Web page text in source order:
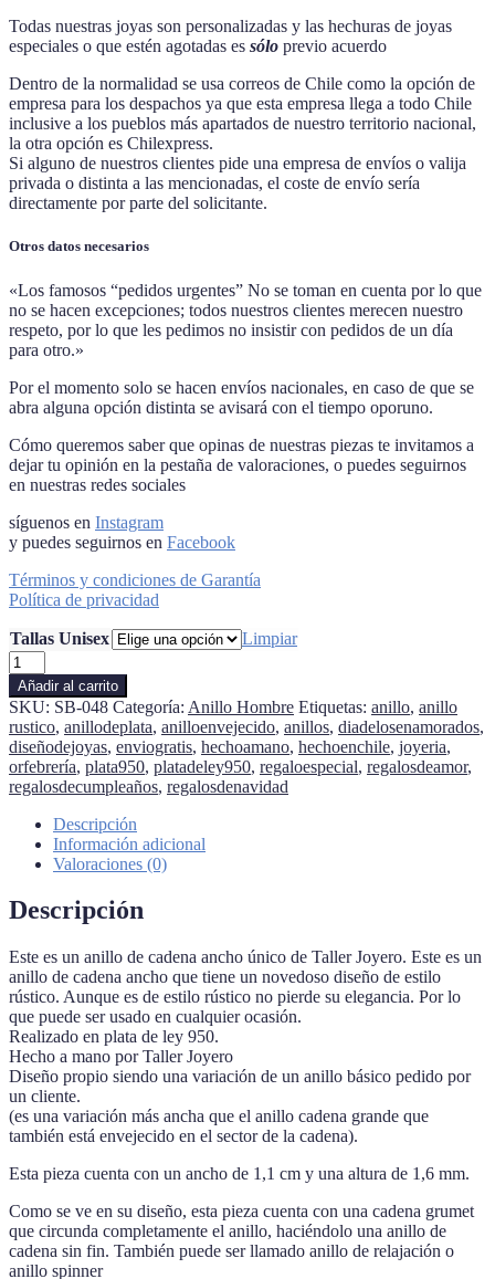
Todas nuestras joyas son personalizadas y las hechuras de joyas
especiales o que estén agotadas es sólo previo acuerdo
Dentro de la normalidad se usa correos de Chile como la opción de
empresa para los despachos ya que esta empresa llega a todo Chile
inclusive a los pueblos más apartados de nuestro territorio nacional,
la otra opción es Chilexpress.
Si alguno de nuestros clientes pide una empresa de envíos o valija
privada o distinta a las mencionadas, el coste de envío sería
directamente por parte del solicitante.
Otros datos necesarios
«Los famosos “pedidos urgentes” No se toman en cuenta por lo que
no se hacen excepciones; todos nuestros clientes merecen nuestro
respeto, por lo que les pedimos no insistir con pedidos de un día
para otro.»
Por el momento solo se hacen envíos nacionales, en caso de que se
abra alguna opción distinta se avisará con el tiempo oporuno.
Cómo queremos saber que opinas de nuestras piezas te invitamos a
dejar tu opinión en la pestaña de valoraciones, o puedes seguirnos
en nuestras redes sociales
síguenos en Instagram
y puedes seguirnos en Facebook
Términos y condiciones de Garantía
Política de privacidad
Tallas Unisex
Limpiar
Anillo
cadena
ancho
cantidad
Añadir al carrito
SKU: SB-048 Categoría: Anillo Hombre Etiquetas: anillo, anillo
rustico, anillodeplata, anilloenvejecido, anillos, diadelosenamorados,
diseñodejoyas, enviogratis, hechoamano, hechoenchile, joyeria,
orfebrería, plata950, platadeley950, regaloespecial, regalosdeamor,
regalosdecumpleaños, regalosdenavidad
Descripción
Información adicional
Valoraciones (0)
Descripción
Este es un anillo de cadena ancho único de Taller Joyero. Este es un
anillo de cadena ancho que tiene un novedoso diseño de estilo
rústico. Aunque es de estilo rústico no pierde su elegancia. Por lo
que puede ser usado en cualquier ocasión.
Realizado en plata de ley 950.
Hecho a mano por Taller Joyero
Diseño propio siendo una variación de un anillo básico pedido por
un cliente.
(es una variación más ancha que el anillo cadena grande que
también está envejecido en el sector de la cadena).
Esta pieza cuenta con un ancho de 1,1 cm y una altura de 1,6 mm.
Como se ve en su diseño, esta pieza cuenta con una cadena grumet
que circunda completamente el anillo, haciéndolo una anillo de
cadena sin fin. También puede ser llamado anillo de relajación o
anillo spinner